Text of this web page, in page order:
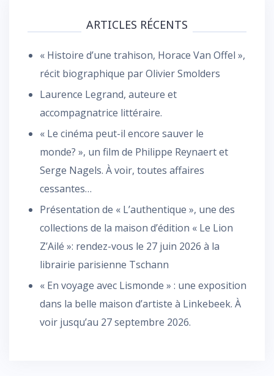
ARTICLES RÉCENTS
« Histoire d’une trahison, Horace Van Offel »,
récit biographique par Olivier Smolders
Laurence Legrand, auteure et
accompagnatrice littéraire.
« Le cinéma peut-il encore sauver le
monde? », un film de Philippe Reynaert et
Serge Nagels. À voir, toutes affaires
cessantes…
Présentation de « L’authentique », une des
collections de la maison d’édition « Le Lion
Z’Ailé »: rendez-vous le 27 juin 2026 à la
librairie parisienne Tschann
« En voyage avec Lismonde » : une exposition
dans la belle maison d’artiste à Linkebeek. À
voir jusqu’au 27 septembre 2026.